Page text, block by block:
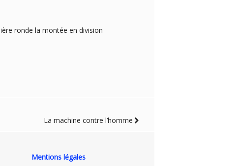
ronde la montée en division
La machine contre l’homme
Mentions légales